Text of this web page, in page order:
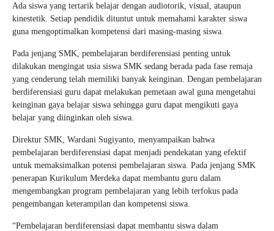
Ada siswa yang tertarik belajar dengan audiotorik, visual, ataupun
kinestetik. Setiap pendidik dituntut untuk memahami karakter siswa
guna mengoptimalkan kompetensi dari masing-masing siswa.
Pada jenjang SMK, pembelajaran berdiferensiasi penting untuk
dilakukan mengingat usia siswa SMK sedang berada pada fase remaja
yang cenderung telah memiliki banyak keinginan. Dengan pembelajaran
berdiferensiasi guru dapat melakukan pemetaan awal guna mengetahui
keinginan gaya belajar siswa sehingga guru dapat mengikuti gaya
belajar yang diinginkan oleh siswa.
Direktur SMK, Wardani Sugiyanto, menyampaikan bahwa
pembelajaran berdiferensiasi dapat menjadi pendekatan yang efektif
untuk memaksimalkan potensi pembelajaran siswa. Pada jenjang SMK
penerapan Kurikulum Merdeka dapat membantu guru dalam
mengembangkan program pembelajaran yang lebih terfokus pada
pengembangan keterampilan dan kompetensi siswa.
“Pembelajaran berdiferensiasi dapat membantu siswa dalam